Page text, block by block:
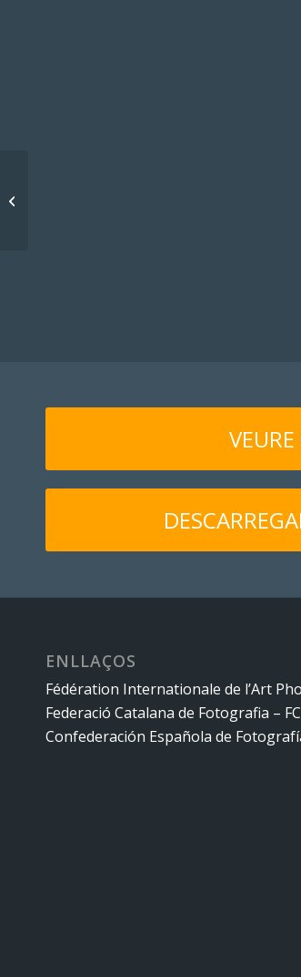
ENLLAÇOS
Fédération Internationale de l’Art
Federació Catalana de Fotografia –
Confederación Española de